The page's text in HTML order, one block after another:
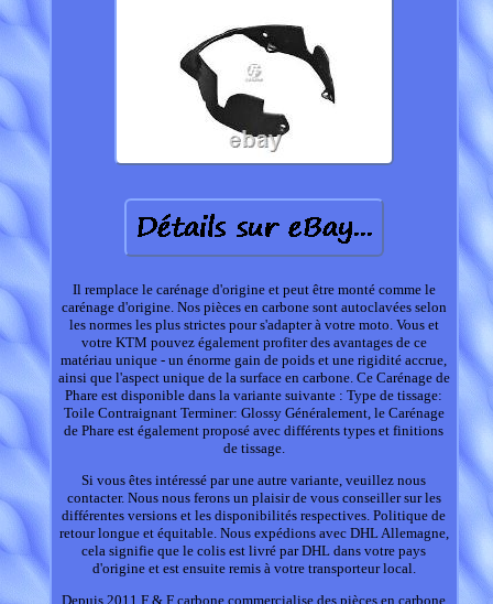
Il remplace le carénage d'origine et peut être monté comme le
carénage d'origine. Nos pièces en carbone sont autoclavées selon
les normes les plus strictes pour s'adapter à votre moto. Vous et
votre KTM pouvez également profiter des avantages de ce
matériau unique - un énorme gain de poids et une rigidité accrue,
ainsi que l'aspect unique de la surface en carbone. Ce Carénage de
Phare est disponible dans la variante suivante : Type de tissage:
Toile Contraignant Terminer: Glossy Généralement, le Carénage
de Phare est également proposé avec différents types et finitions
de tissage.
Si vous êtes intéressé par une autre variante, veuillez nous
contacter. Nous nous ferons un plaisir de vous conseiller sur les
différentes versions et les disponibilités respectives. Politique de
retour longue et équitable. Nous expédions avec DHL Allemagne,
cela signifie que le colis est livré par DHL dans votre pays
d'origine et est ensuite remis à votre transporteur local.
Depuis 2011 F & F carbone commercialise des pièces en carbone